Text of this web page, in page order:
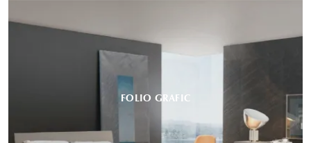
FOLIO GRAFIC